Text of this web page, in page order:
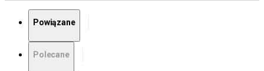
Powiązane
Polecane